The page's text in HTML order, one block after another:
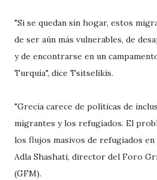
"Si se quedan sin hogar, estos
de ser aún más vulnerables, de
y de encontrarse en un
Turquía", dice Tsitselikis.
"Grecia carece de políticas de
migrantes y los refugiados. El
los flujos masivos de refugiados en
Adla Shashati, director del Foro
(GFM).